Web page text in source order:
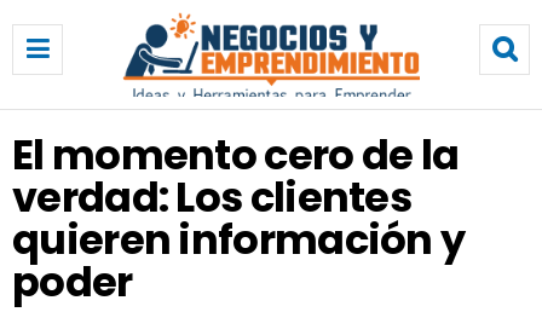
m
o
e
n
t
o
e
El momento cero de la
verdad: Los clientes
quieren información y
poder